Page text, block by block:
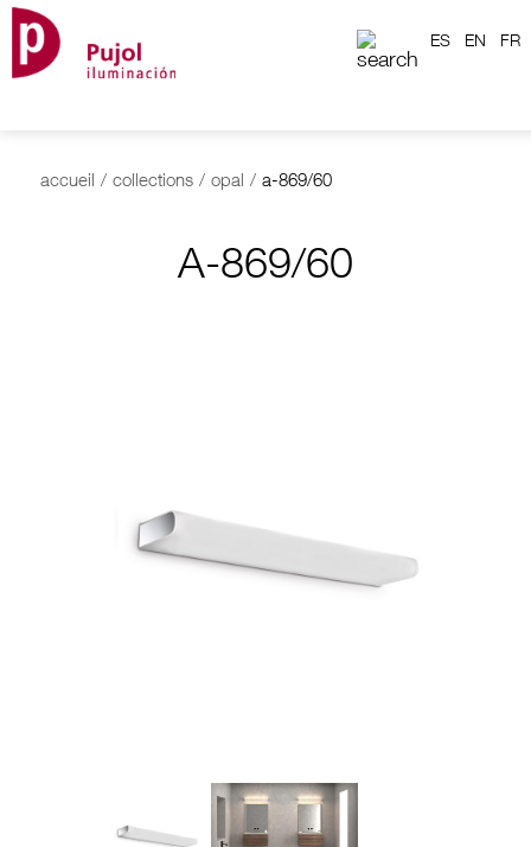
ES EN FR
accueil / collections / opal / a-869/60
A-869/60